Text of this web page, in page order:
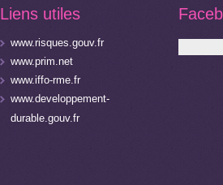
Liens utiles
www.risques.gouv.fr
www.prim.net
www.iffo-rme.fr
www.developpement-
durable.gouv.fr